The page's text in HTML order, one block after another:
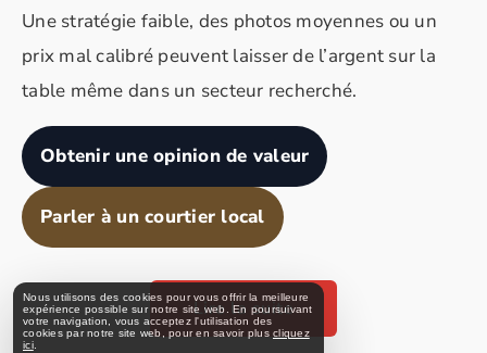
Une stratégie faible, des photos moyennes ou un
prix mal calibré peuvent laisser de l’argent sur la
table même dans un secteur recherché.
Obtenir une opinion de valeur
Parler à un courtier local
Lire la suite
Nous utilisons des cookies pour vous offrir la meilleure
expérience possible sur notre site web. En poursuivant
votre navigation, vous acceptez l'utilisation des
cookies par notre site web, pour en savoir plus cliquez
ici.